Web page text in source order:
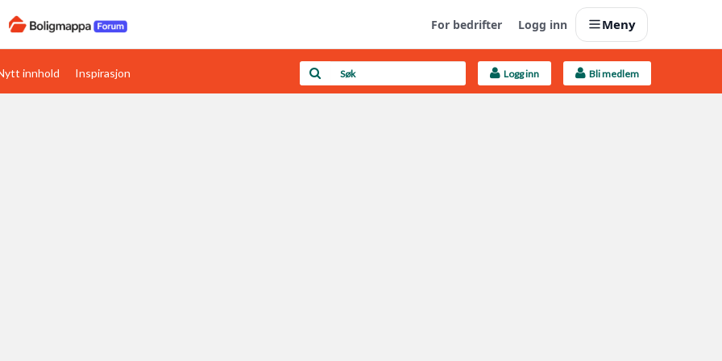
For bedrifter Logg inn Meny
Boligens papirer Last opp selv
innhold Inspirasjon Logg inn Bli medlem